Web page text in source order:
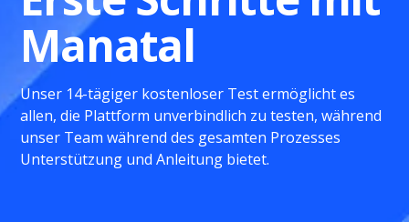
Manatal
Unser 14-tägiger kostenloser Test ermöglicht es
allen, die Plattform unverbindlich zu testen, während
unser Team während des gesamten Prozesses
Unterstützung und Anleitung bietet.